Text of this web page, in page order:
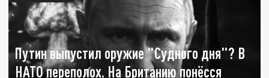
Путин выпустил оружие "Судного дня"? В
НАТО переполох. На Британию понёсся